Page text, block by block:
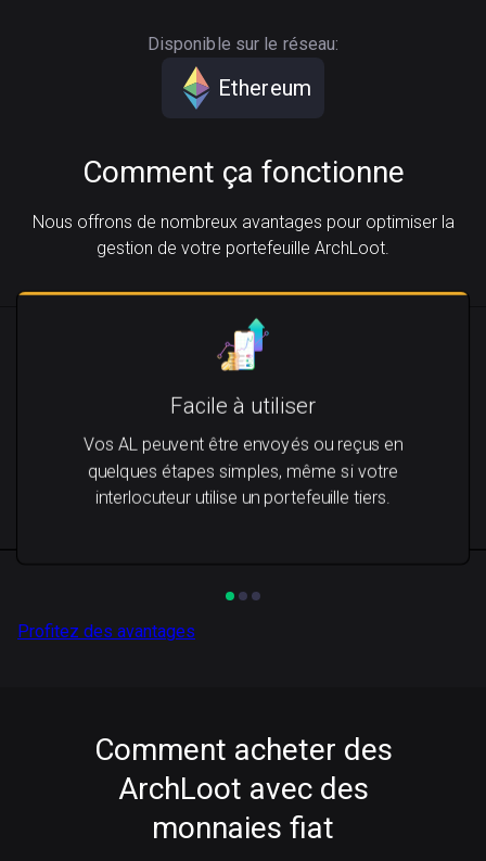
Disponible sur le réseau:
Ethereum
Comment ça fonctionne
Nous offrons de nombreux avantages pour optimiser la
gestion de votre portefeuille ArchLoot.
Facile à utiliser
Vos AL peuvent être envoyés ou reçus en
quelques étapes simples, même si votre
interlocuteur utilise un portefeuille tiers.
Profitez des avantages
Comment acheter des
ArchLoot avec des
monnaies fiat